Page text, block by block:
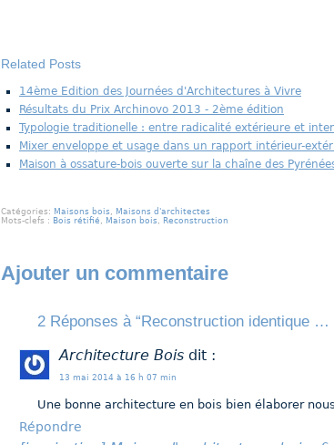
Related Posts
14ème Edition des Journées d'Architectures à Vivre
Résultats du Prix Archinovo 2013 - 2ème édition
Typologie traditionelle : entre radicalité extérieure et
Mixer enveloppe et usage dans un rapport intérieur-
Maison à ossature-bois ouverte sur la chaîne des
Catégories: Maisons bois, Maisons d'architectes
Mots-clefs : Bois rétifié , Maison bois, Reconstruction
Ajouter un commentaire
2 Réponses à “Reconstruction identique …
Architecture Bois dit :
13 mai 2014 à 16 h 07 min
Une bonne architecture en bois bien élaborer
Répondre